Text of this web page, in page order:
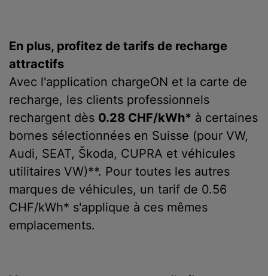
En plus, profitez de tarifs de recharge
attractifs
Avec l'application chargeON et la carte de
recharge, les clients professionnels
rechargent dès 0.28 CHF/kWh* à certaines
bornes sélectionnées en Suisse (pour VW,
Audi, SEAT, Škoda, CUPRA et véhicules
utilitaires VW)**. Pour toutes les autres
marques de véhicules, un tarif de 0.56
CHF/kWh* s'applique à ces mêmes
emplacements.